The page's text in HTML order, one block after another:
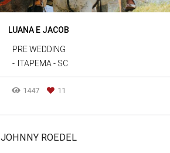
LUANA E JACOB
PRE WEDDING
ITAPEMA - SC
1447 11
JOHNNY ROEDEL